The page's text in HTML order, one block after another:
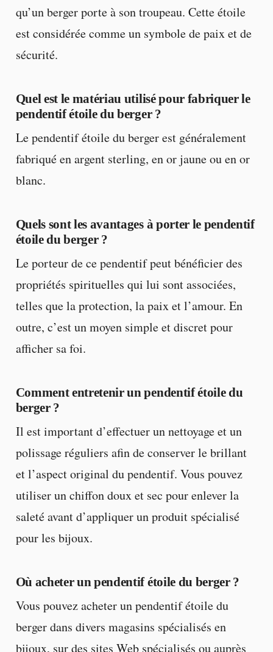
qu’un berger porte à son troupeau. Cette étoile
est considérée comme un symbole de paix et de
sécurité.
Quel est le matériau utilisé pour fabriquer le
pendentif étoile du berger ?
Le pendentif étoile du berger est généralement
fabriqué en argent sterling, en or jaune ou en or
blanc.
Quels sont les avantages à porter le pendentif
étoile du berger ?
Le porteur de ce pendentif peut bénéficier des
propriétés spirituelles qui lui sont associées,
telles que la protection, la paix et l’amour. En
outre, c’est un moyen simple et discret pour
afficher sa foi.
Comment entretenir un pendentif étoile du
berger ?
Il est important d’effectuer un nettoyage et un
polissage réguliers afin de conserver le brillant
et l’aspect original du pendentif. Vous pouvez
utiliser un chiffon doux et sec pour enlever la
saleté avant d’appliquer un produit spécialisé
pour les bijoux.
Où acheter un pendentif étoile du berger ?
Vous pouvez acheter un pendentif étoile du
berger dans divers magasins spécialisés en
bijoux, sur des sites Web spécialisés ou auprès